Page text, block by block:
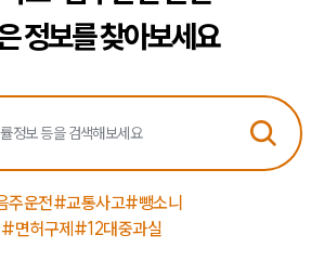
정보를 찾아보세요
주운전#교통사고#뺑소니
#면허구제 #12대중과실